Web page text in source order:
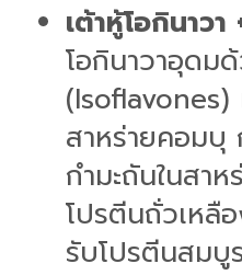
เต้าหู้โอกินาวา
โอกินาวาอุดม
(Isoflavones)
สาหร่ายคอมบุ
กำมะถันในสาห
โปรตีนถั่วเหลื
รับโปรตีนสม